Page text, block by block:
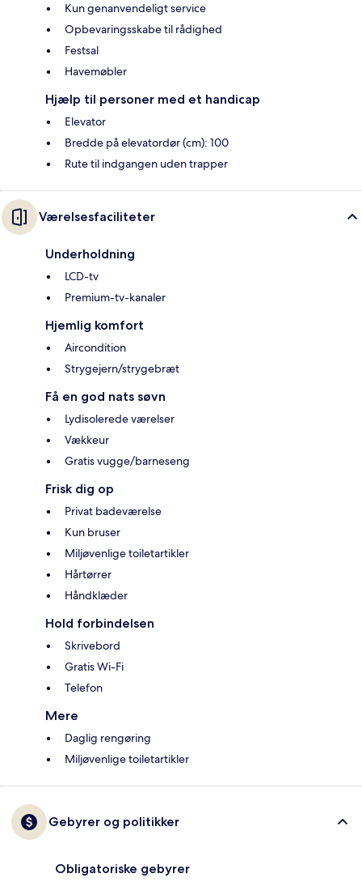
Kun genanvendeligt service
Opbevaringsskabe til rådighed
Festsal
Havemøbler
Hjælp til personer med et handicap
Elevator
Bredde på elevatordør (cm): 100
Rute til indgangen uden trapper
Værelsesfaciliteter
Underholdning
LCD-tv
Premium-tv-kanaler
Hjemlig komfort
Aircondition
Strygejern/strygebræt
Få en god nats søvn
Lydisolerede værelser
Vækkeur
Gratis vugge/barneseng
Frisk dig op
Privat badeværelse
Kun bruser
Miljøvenlige toiletartikler
Hårtørrer
Håndklæder
Hold forbindelsen
Skrivebord
Gratis Wi-Fi
Telefon
Mere
Daglig rengøring
Miljøvenlige toiletartikler
Gebyrer og politikker
Obligatoriske gebyrer